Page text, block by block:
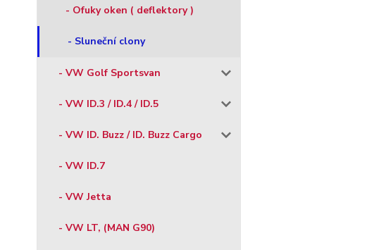
- Ofuky oken ( deflektory )
- Sluneční clony
- VW Golf Sportsvan
- VW ID.3 / ID.4 / ID.5
- VW ID. Buzz / ID. Buzz Cargo
- VW ID.7
- VW Jetta
- VW LT, (MAN G90)